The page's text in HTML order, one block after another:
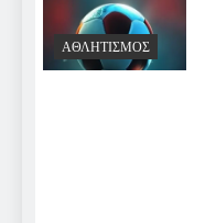
ΑΘΛΗΤΙΣΜΌΣ